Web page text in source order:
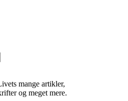
mange artikler,
og meget mere.